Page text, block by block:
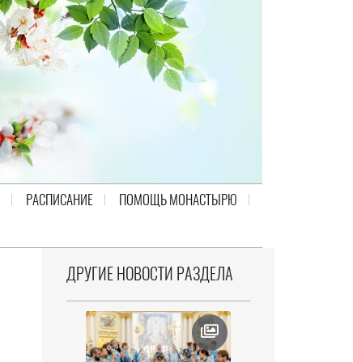
РАСПИСАНИЕ
ПОМОЩЬ МОНАСТЫРЮ
ДРУГИЕ НОВОСТИ РАЗДЕЛА